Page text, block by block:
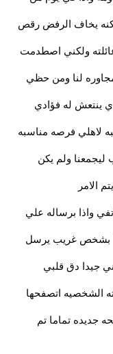
يخاف الرفض رقص
ولكني اصطدمت
لنا ومن حظي
ينتعش له فؤادي
لاهلي فرصه مناسبه
ليجمعنا ولم يكن
الامر
واذا برساله علي
بشخص غريب يرسل
جيدا دق قلبي
الشخصيه اتصفحها
جديده تماما تم